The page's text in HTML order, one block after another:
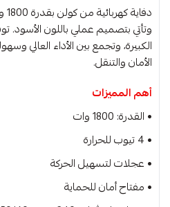
وتأتي بتصميم عملي باللون الأسود.
الكبيرة، وتجمع بين الأداء العالي
الأمان والتنقل.
أهم المميزات
• القدرة: 1800 وات
• 4 تيوب للحرارة
• عجلات لتسهيل الحركة
• مفتاح أمان للحماية